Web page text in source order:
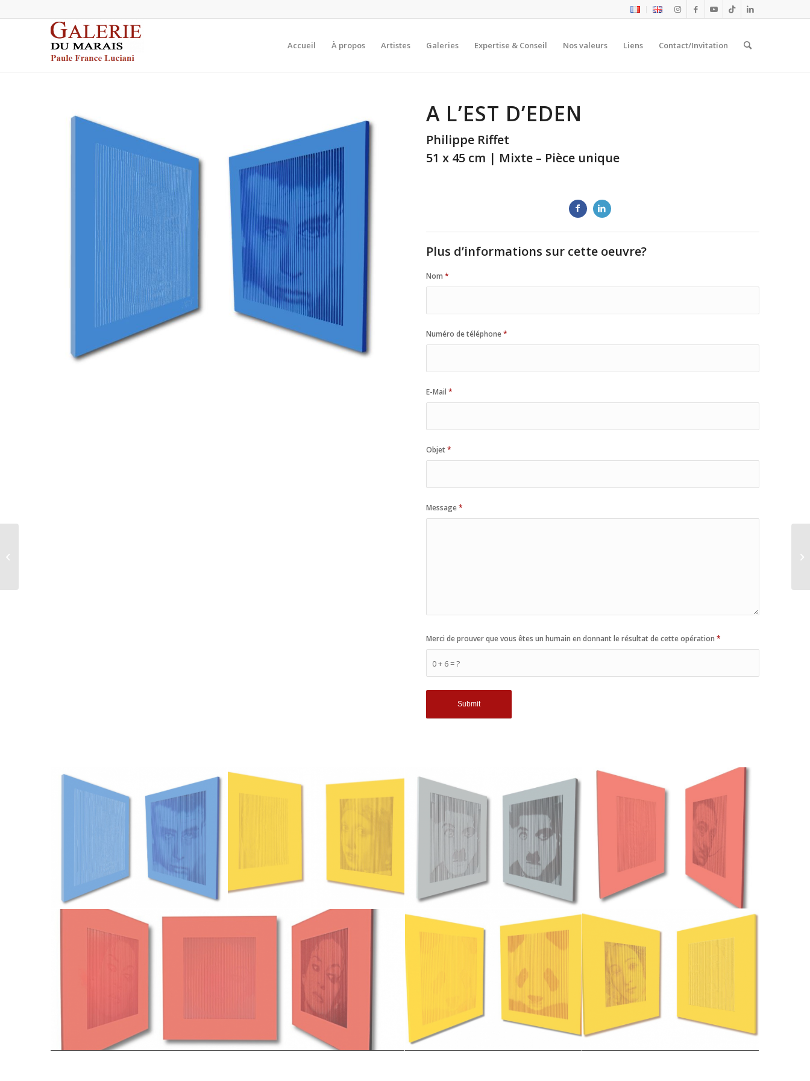
Accueil À propos Artistes Galeries Expertise & Conseil Nos valeurs Liens Contact/Invitation
A L’EST D’EDEN
Philippe Riffet
51 x 45 cm | Mixte – Pièce unique
Plus d’informations sur cette oeuvre?
Nom*
Numéro de téléphone*
E-Mail*
Objet*
Message*
0 + 6 = ?
Merci de prouver que vous êtes un humain en donnant le résultat de cette opération*